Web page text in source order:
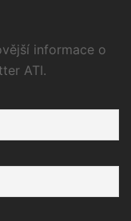
informace o
ATI.